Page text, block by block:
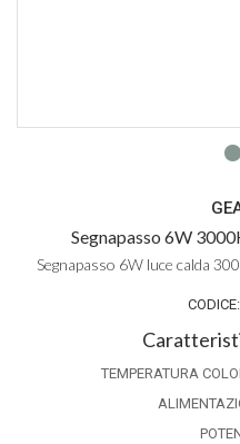
Segnapasso 6W
Segnapasso 6W luce calda
CODICE:
TEMPERATURA